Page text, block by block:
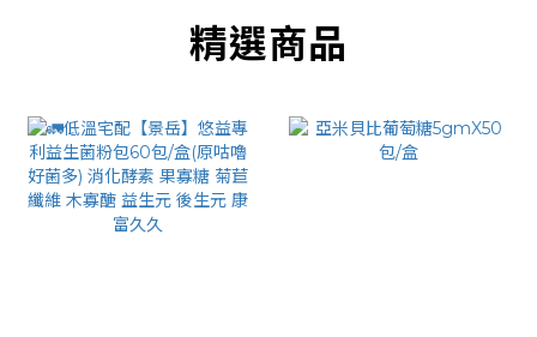
精選商品